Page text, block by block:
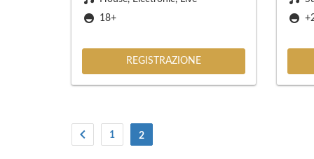
18+
REGISTRAZIONE
1 2(Attuale)